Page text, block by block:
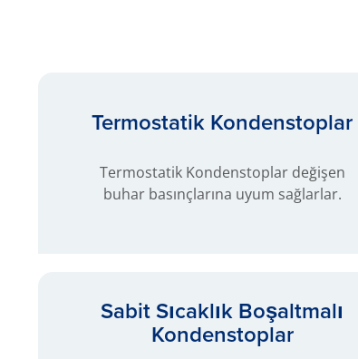
Termostatik Kondenstoplar
Termostatik Kondenstoplar değişen
buhar basınçlarına uyum sağlarlar.
Sabit Sıcaklık Boşaltmalı
Kondenstoplar